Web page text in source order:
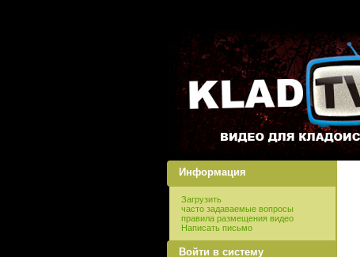
Информация
Загрузить
часто задаваемые вопросы
правила размещения видео
Написать письмо
Войти в систему